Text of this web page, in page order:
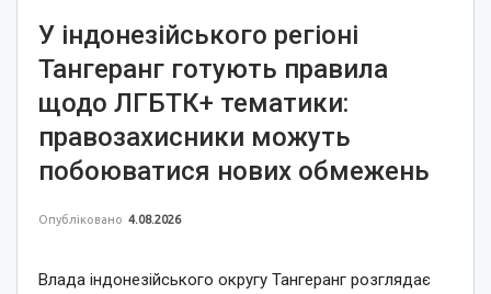
У індонезійського регіоні
Тангеранг готують правила
щодо ЛГБТК+ тематики:
правозахисники можуть
побоюватися нових обмежень
Опубліковано 4.08.2026
Влада індонезійського округу Тангеранг розглядає